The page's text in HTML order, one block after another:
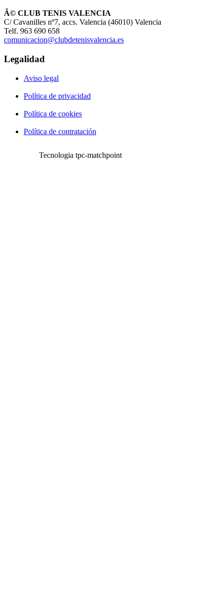
Â© CLUB TENIS VALENCIA
C/ Cavanilles nº7, accs. Valencia (46010) Valencia
Telf. 963 690 658
comunicacion@clubdetenisvalencia.es
Legalidad
Aviso legal
Política de privacidad
Política de cookies
Política de contratación
Tecnologia tpc-matchpoint